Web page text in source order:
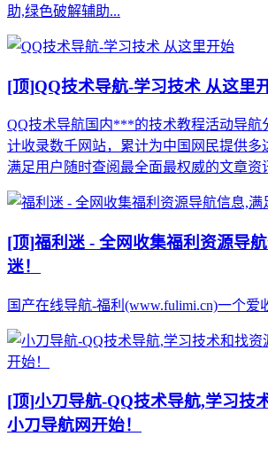
助,绿色破解辅助...
[顶]QQ技术导航-学习技术 从这里
QQ技术导航国内***的技术教程活动导航
计收录数千网站，累计为中国网民提供多
满足用户随时查阅最全面最权威的文章资
[顶]福利迷 - 全网收集福利资源导
迷！
国产在线导航-福利(www.fulimi.cn)一个爱
[顶]小刀导航-QQ技术导航,学习技
小刀导航网开始！